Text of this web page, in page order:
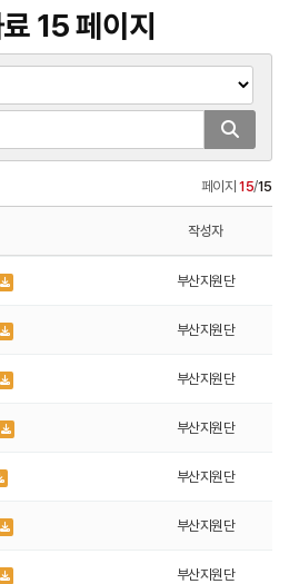
15 페이지
페이지 15/15
작성자
부산지원단
부산지원단
부산지원단
부산지원단
부산지원단
부산지원단
부산지원단